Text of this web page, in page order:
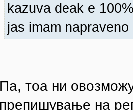
kazuva deak e
jas imam napraveno
Па, тоа ни
препишување на